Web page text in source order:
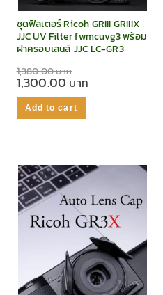
ชุดฟิลเตอร์ Ricoh GRIII GRIIIX
JJC UV Filter fwmcuvg3 พร้อม
ฝาครอบเลนส์ JJC LC-GR3
1,380.00
1,300.00
Add to cart